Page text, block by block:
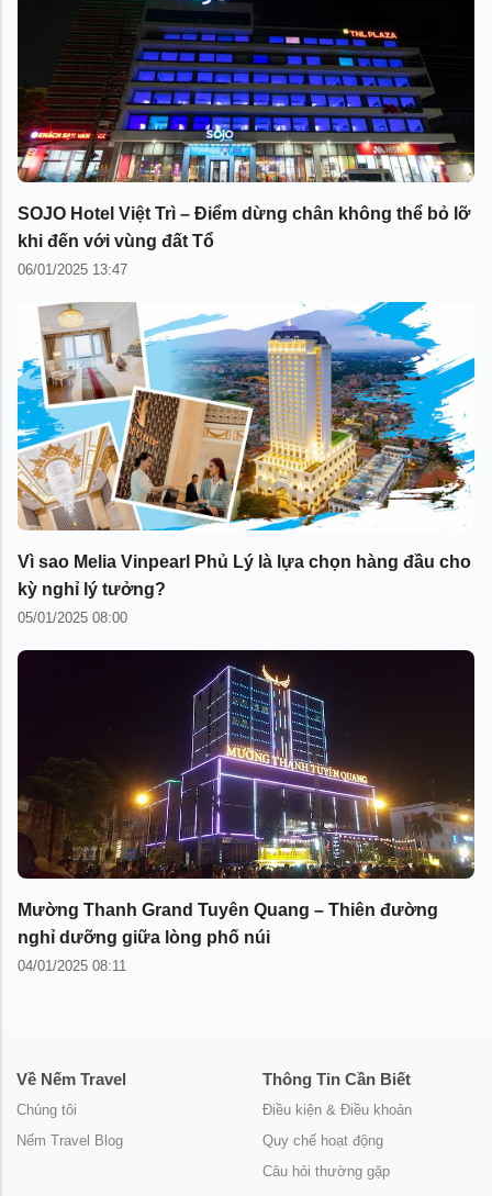
SOJO Hotel Việt Trì – Điểm dừng chân không thể bỏ lỡ
khi đến với vùng đất Tổ
06/01/2025 13:47
Vì sao Melia Vinpearl Phủ Lý là lựa chọn hàng đầu cho
kỳ nghỉ lý tưởng?
05/01/2025 08:00
Mường Thanh Grand Tuyên Quang – Thiên đường
nghỉ dưỡng giữa lòng phố núi
04/01/2025 08:11
Về Nếm Travel
Chúng tôi
Nếm Travel Blog
Thông Tin Cần Biết
Điều kiện & Điều khoản
Quy chế hoạt động
Câu hỏi thường gặp